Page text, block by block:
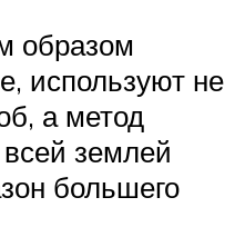
образом
используют не
а метод
землей
большего